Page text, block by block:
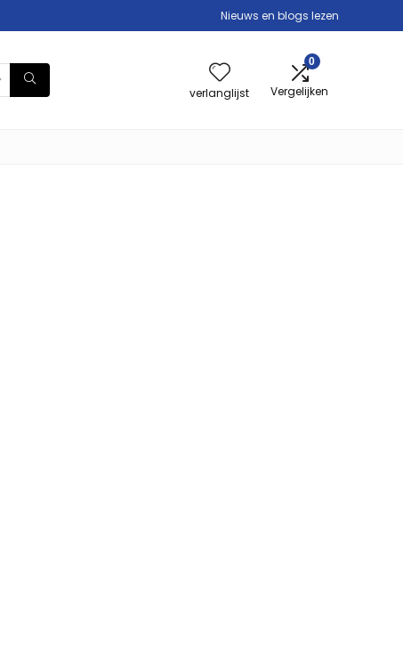
Nieuws en blogs lezen
verlanglijst
0
Vergelijken